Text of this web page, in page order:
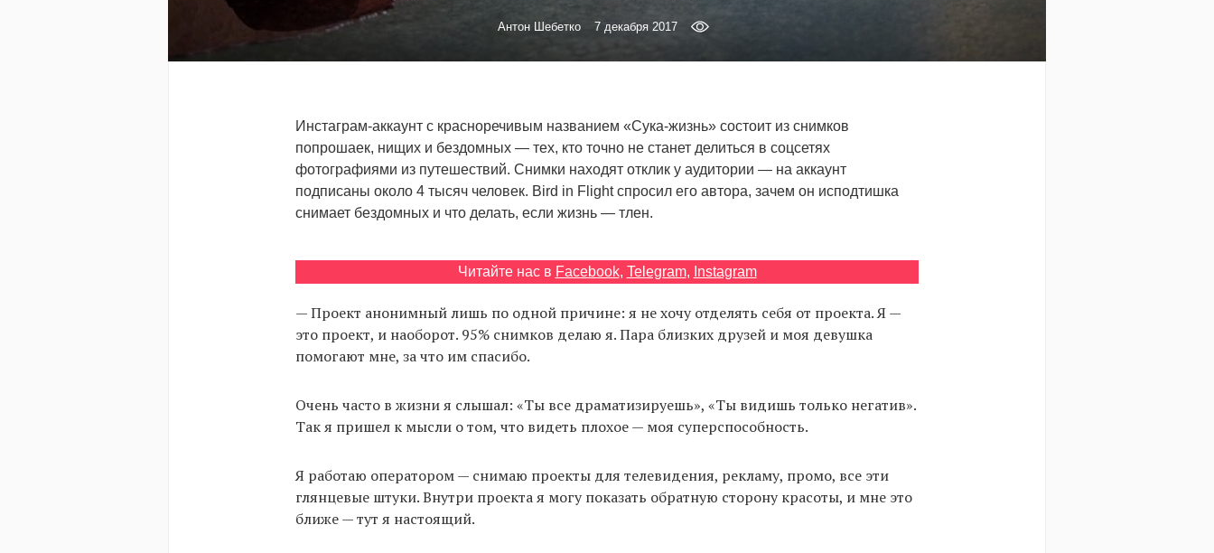
Антон Шебетко 7 декабря 2017
Инстаграм-аккаунт с красноречивым названием «Сука-жизнь» состоит из снимков
попрошаек, нищих и бездомных — тех, кто точно не станет делиться в соцсетях
фотографиями из путешествий. Снимки находят отклик у аудитории — на аккаунт
подписаны около 4 тысяч человек. Bird in Flight спросил его автора, зачем он исподтишка
снимает бездомных и что делать, если жизнь — тлен.
Читайте нас в Facebook, Telegram, Instagram
— Проект анонимный лишь по одной причине: я не хочу отделять себя от проекта. Я —
это проект, и наоборот. 95% снимков делаю я. Пара близких друзей и моя девушка
помогают мне, за что им спасибо.
Очень часто в жизни я слышал: «Ты все драматизируешь», «Ты видишь только негатив».
Так я пришел к мысли о том, что видеть плохое — моя суперспособность.
Я работаю оператором — снимаю проекты для телевидения, рекламу, промо, все эти
глянцевые штуки. Внутри проекта я могу показать обратную сторону красоты, и мне это
ближе — тут я настоящий.